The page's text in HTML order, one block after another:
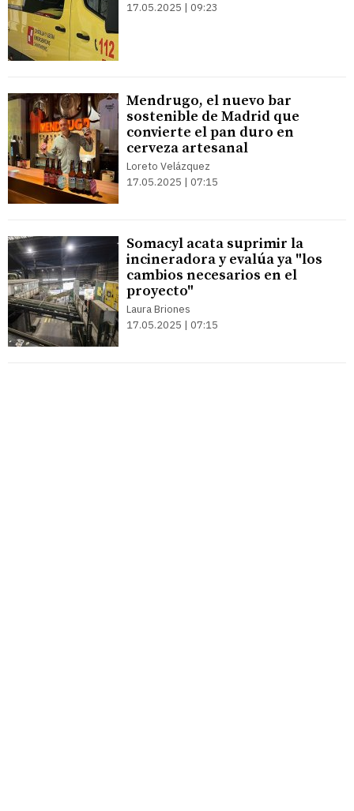
17.05.2025 | 09:23
Mendrugo, el nuevo bar
sostenible de Madrid que
convierte el pan duro en
cerveza artesanal
Loreto Velázquez
17.05.2025 | 07:15
Somacyl acata suprimir la
incineradora y evalúa ya "los
cambios necesarios en el
proyecto"
Laura Briones
17.05.2025 | 07:15